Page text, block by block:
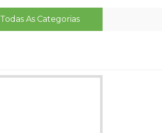
Todas As Categorias